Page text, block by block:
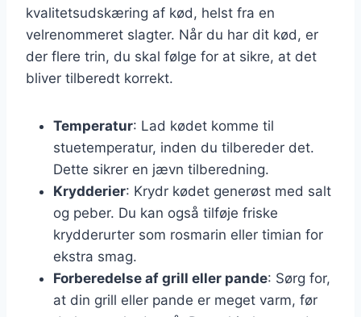
kvalitetsudskæring af kød, helst fra en
velrenommeret slagter. Når du har dit kød, er
der flere trin, du skal følge for at sikre, at det
bliver tilberedt korrekt.
Temperatur: Lad kødet komme til
stuetemperatur, inden du tilbereder det.
Dette sikrer en jævn tilberedning.
Krydderier: Krydr kødet generøst med salt
og peber. Du kan også tilføje friske
krydderurter som rosmarin eller timian for
ekstra smag.
Forberedelse af grill eller pande: Sørg for,
at din grill eller pande er meget varm, før